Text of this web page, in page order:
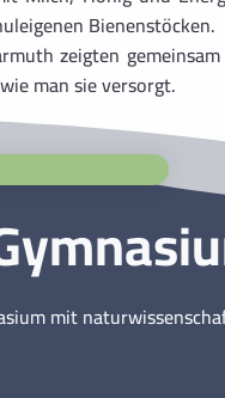
Bienenstöcken.
zeigten
man sie versorgt.
mit